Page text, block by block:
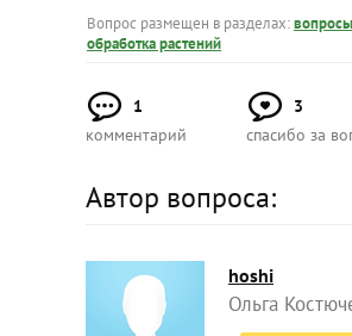
Вопрос размещен в разделах:вопросы
обработка растений
1
комментарий
3
спасибо за
Автор вопроса:
hoshi
Ольга